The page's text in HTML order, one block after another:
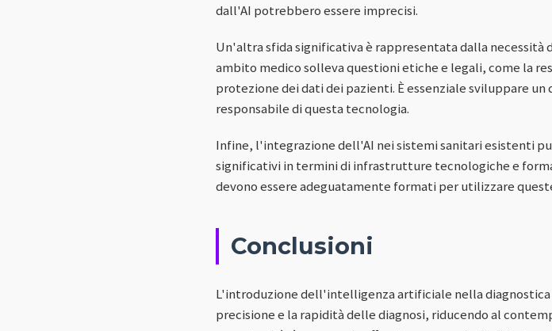
dall'AI potrebbero essere imprecisi.
Un'altra sfida significativa è rappresentata dalla necessità
ambito medico solleva questioni etiche e legali, come la
protezione dei dati dei pazienti. È essenziale sviluppare
responsabile di questa tecnologia.
Infine, l'integrazione dell'AI nei sistemi sanitari esistenti
significativi in termini di infrastrutture tecnologiche e
devono essere adeguatamente formati per utilizzare
Conclusioni
L'introduzione dell'intelligenza artificiale nella
precisione e la rapidità delle diagnosi, riducendo al